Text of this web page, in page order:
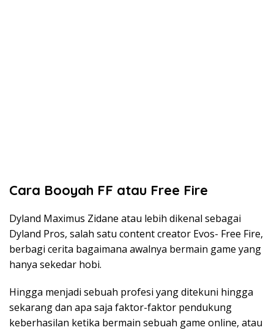
Cara Booyah FF atau Free Fire
Dyland Maximus Zidane atau lebih dikenal sebagai
Dyland Pros, salah satu content creator Evos- Free Fire,
berbagi cerita bagaimana awalnya bermain game yang
hanya sekedar hobi.
Hingga menjadi sebuah profesi yang ditekuni hingga
sekarang dan apa saja faktor-faktor pendukung
keberhasilan ketika bermain sebuah game online, atau